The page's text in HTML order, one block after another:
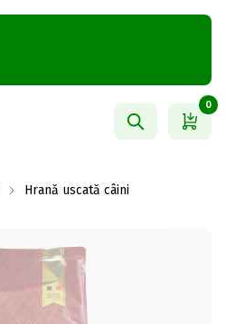
0
Hrană uscată câini